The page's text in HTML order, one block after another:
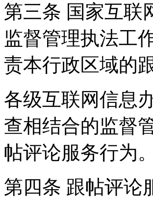
第三条 国家互联
监督管理执法工
责本行政区域的
各级互联网信息
查相结合的监督
帖评论服务行为。
第四条 跟帖评论